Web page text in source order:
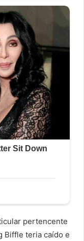
pertencente
Biffle teria caído e